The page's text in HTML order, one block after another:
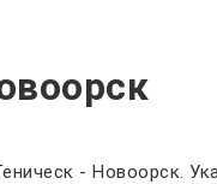
- Новоорск.